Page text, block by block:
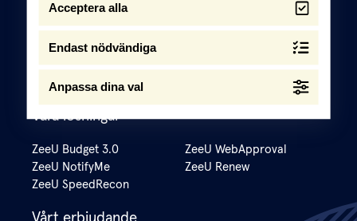
Om ZeeU
Jobba hos oss
Kontakt
Kundcase
Support
Våra lösningar
ZeeU Budget 3.0
ZeeU NotifyMe
ZeeU SpeedRecon
ZeeU WebApproval
ZeeU Renew
Acceptera alla
Endast nödvändiga
Anpassa dina val